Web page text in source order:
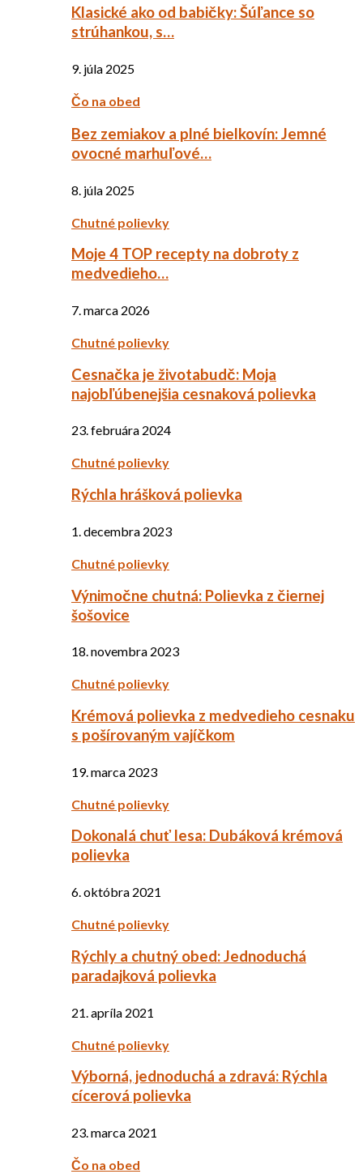
Klasické ako od babičky: Šúľance so
strúhankou, s…
9. júla 2025
Čo na obed
Bez zemiakov a plné bielkovín: Jemné
ovocné marhuľové…
8. júla 2025
Chutné polievky
Moje 4 TOP recepty na dobroty z
medvedieho…
7. marca 2026
Chutné polievky
Cesnačka je životabudč: Moja
najobľúbenejšia cesnaková polievka
23. februára 2024
Chutné polievky
Rýchla hrášková polievka
1. decembra 2023
Chutné polievky
Výnimočne chutná: Polievka z čiernej
šošovice
18. novembra 2023
Chutné polievky
Krémová polievka z medvedieho cesnaku
s pošírovaným vajíčkom
19. marca 2023
Chutné polievky
Dokonalá chuť lesa: Dubáková krémová
polievka
6. októbra 2021
Chutné polievky
Rýchly a chutný obed: Jednoduchá
paradajková polievka
21. apríla 2021
Chutné polievky
Výborná, jednoduchá a zdravá: Rýchla
cícerová polievka
23. marca 2021
Čo na obed